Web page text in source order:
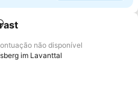
aos favoritos
não disponível
im Lavanttal